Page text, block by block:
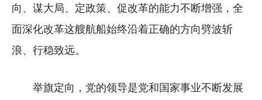
向、谋大局、定政策、促改革的能力不断增强，全
面深化改革这艘航船始终沿着正确的方向劈波斩
浪、行稳致远。
举旗定向，党的领导是党和国家事业不断发展